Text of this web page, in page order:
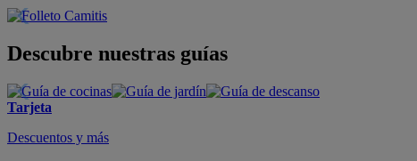
Descubre nuestras guías
Tarjeta
Descuentos y más